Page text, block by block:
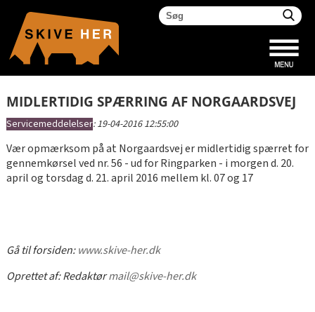
MIDLERTIDIG SPÆRRING AF NORGAARDSVEJ
Servicemeddelelser:19-04-2016 12:55:00
Vær opmærksom på at Norgaardsvej er midlertidig spærret for
gennemkørsel ved nr. 56 - ud for Ringparken - i morgen d. 20.
april og torsdag d. 21. april 2016 mellem kl. 07 og 17
Gå til forsiden:www.skive-her.dk
Oprettet af:Redaktørmail@skive-her.dk